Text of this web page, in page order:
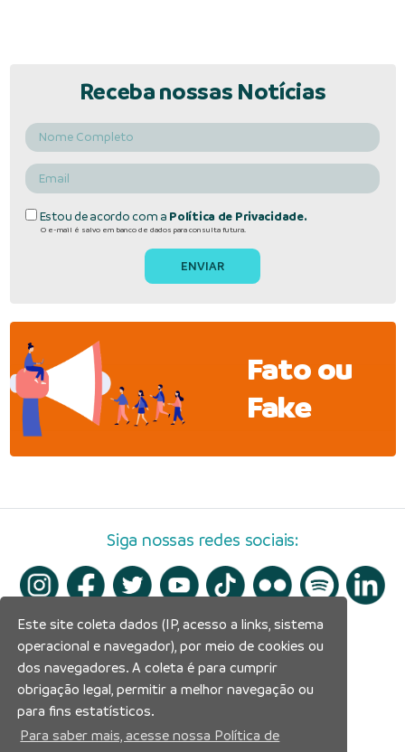
Receba nossas Notícias
Estou de acordo com a Política de Privacidade.
O e-mail é salvo em banco de dados para consulta futura.
Fato ou
Fake
Siga nossas redes sociais:
Este site coleta dados (IP, acesso a links, sistema
operacional e navegador), por meio de cookies ou
dos navegadores. A coleta é para cumprir
obrigação legal, permitir a melhor navegação ou
para fins estatísticos.
Para saber mais, acesse nossa Política de